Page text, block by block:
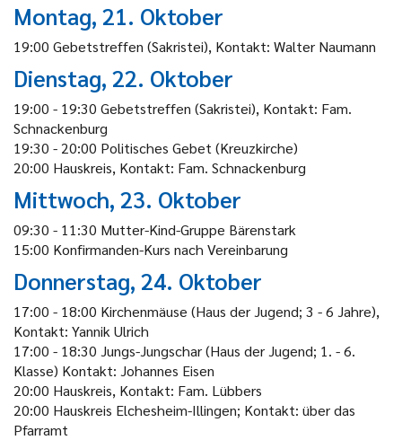
Montag, 21. Oktober
19:00 Gebetstreffen (Sakristei), Kontakt: Walter Naumann
Dienstag, 22. Oktober
19:00 - 19:30 Gebetstreffen (Sakristei), Kontakt: Fam.
Schnackenburg
19:30 - 20:00 Politisches Gebet (Kreuzkirche)
20:00 Hauskreis, Kontakt: Fam. Schnackenburg
Mittwoch, 23. Oktober
09:30 - 11:30 Mutter-Kind-Gruppe Bärenstark
15:00 Konfirmanden-Kurs nach Vereinbarung
Donnerstag, 24. Oktober
17:00 - 18:00 Kirchenmäuse (Haus der Jugend; 3 - 6 Jahre),
Kontakt: Yannik Ulrich
17:00 - 18:30 Jungs-Jungschar (Haus der Jugend; 1. - 6.
Klasse) Kontakt: Johannes Eisen
20:00 Hauskreis, Kontakt: Fam. Lübbers
20:00 Hauskreis Elchesheim-Illingen; Kontakt: über das
Pfarramt